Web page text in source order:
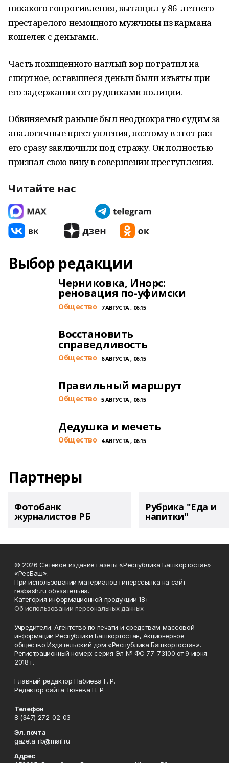
никакого сопротивления, вытащил у 86-летнего
престарелого немощного мужчины из кармана
кошелек с деньгами..
Часть похищенного наглый вор потратил на
спиртное, оставшиеся деньги были изъяты при
его задержании сотрудниками полиции.
Обвиняемый раньше был неоднократно судим за
аналогичные преступления, поэтому в этот раз
его сразу заключили под стражу. Он полностью
признал свою вину в совершении преступления.
Читайте нас
Выбор редакции
Черниковка, Инорс:
реновация по-уфимски
Общество 7 АВГУСТА , 06:15
Восстановить
справедливость
Общество 6 АВГУСТА , 06:15
Правильный маршрут
Общество 5 АВГУСТА , 06:15
Дедушка и мечеть
Общество 4 АВГУСТА , 06:15
Партнеры
Фотобанк
журналистов РБ
Рубрика "Еда и
напитки"
© 2026 Сетевое издание газеты «Республика Башкортостан»
«РесБаш».
При использовании материалов гиперссылка на сайт
resbash.ru обязательна.
Категория информационной продукции 18+
Об использовании персональных данных
Учредители: Агентство по печати и средствам массовой
информации Республики Башкортостан, Акционерное
общество Издательский дом «Республика Башкортостан».
Регистрационный номер: серия Эл № ФС 77-73100 от 9 июня
2018 г.
Главный редактор Набиева Г. Р.
Редактор сайта Тюнёва Н. Р.
Телефон
8 (347) 272-02-03
Эл. почта
gazeta_rb@mail.ru
Адрес